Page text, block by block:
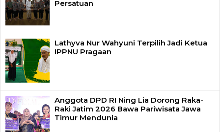
Persatuan
Lathyva Nur Wahyuni Terpilih Jadi Ketua
IPPNU Pragaan
Anggota DPD RI Ning Lia Dorong Raka-
Raki Jatim 2026 Bawa Pariwisata Jawa
Timur Mendunia